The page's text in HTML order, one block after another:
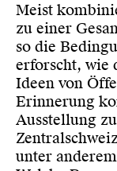
Meist
zu einer
so die
erforscht, wie
Ideen von
Erinnerung
Ausstellung
unter